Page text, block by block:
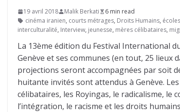
19 avril 2018 Malik Berkati
6 min read
cinéma iranien, courts métrages, Droits Humains, écoles
interculturalité, Interview, jeunesse, mères célibataires,
La 13ème édition du Festival International
Genève et ses communes (en tout, 25 lieux
projections seront accompagnées par soit
huitante invités sont attendus à Genève.
célibataires, les Royingas, le radicalisme,
l’intégration, le racisme et les droits